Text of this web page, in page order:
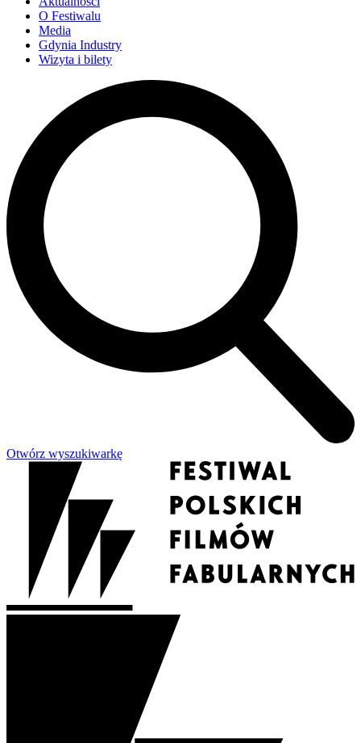
O Festiwalu
Media
Gdynia Industry
Wizyta i bilety
Otwórz wyszukiwarkę